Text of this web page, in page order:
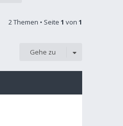
2 Themen • Seite 1 von 1
Gehe zu